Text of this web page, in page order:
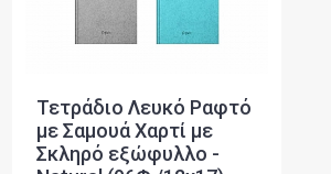
Τετράδιο Λευκό Ραφτό
με Σαμουά Χαρτί με
Σκληρό εξώφυλλο -